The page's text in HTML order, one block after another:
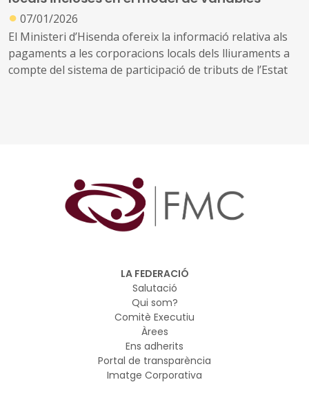
● 07/01/2026
El Ministeri d’Hisenda ofereix la informació relativa als
pagaments a les corporacions locals dels lliuraments a
compte del sistema de participació de tributs de l’Estat
LA FEDERACIÓ
Salutació
Qui som?
Comitè Executiu
Àrees
Ens adherits
Portal de transparència
Imatge Corporativa